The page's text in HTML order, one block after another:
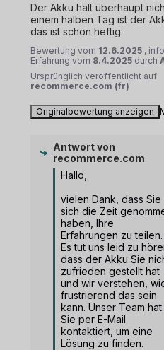
Der Akku hält überhaupt
einem halben Tag ist der
das ist schon heftig.
Bewertung vom 12.6.2025 ,
Erfahrung vom 8.4.2025 durch
Ursprünglich veröffentlicht auf
recommerce.com (fr)
Originalbewertung anzeigen
Antwort von
recommerce.com
Hallo,
vielen Dank, dass Sie
sich die Zeit
haben, Ihre
Erfahrungen zu teilen.
Es tut uns leid zu
dass der Akku Sie
zufrieden gestellt hat
und wir verstehen,
frustrierend das sein
kann. Unser Team hat
Sie per E-Mail
kontaktiert, um eine
Lösung zu finden.